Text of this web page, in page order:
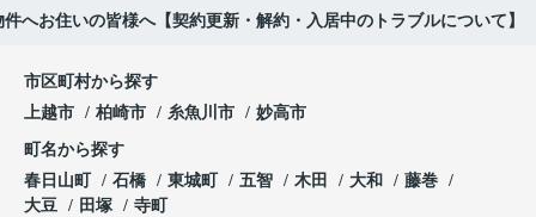
へお住いの皆様へ【契約更新・解約・入居中のトラブルについて】
市区町村から探す
上越市
柏崎市 糸魚川市 妙高市
町名から探す
春日山町
石橋 東城町 五智 木田 大和
藤巻
大豆
田塚 寺町